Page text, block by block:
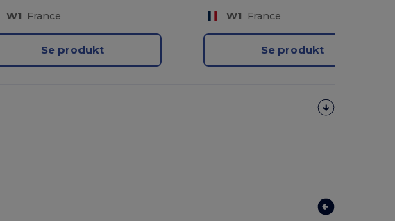
W1 France
Se produkt
W1 France
Se produkt